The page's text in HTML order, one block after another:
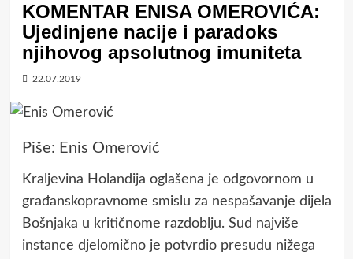
KOMENTAR ENISA OMEROVIĆA:
Ujedinjene nacije i paradoks
njihovog apsolutnog imuniteta
22.07.2019
Piše: Enis Omerović
Kraljevina Holandija oglašena je odgovornom u
građanskopravnome smislu za nespašavanje dijela
Bošnjaka u kritičnome razdoblju. Sud najviše
instance djelomično je potvrdio presudu nižega